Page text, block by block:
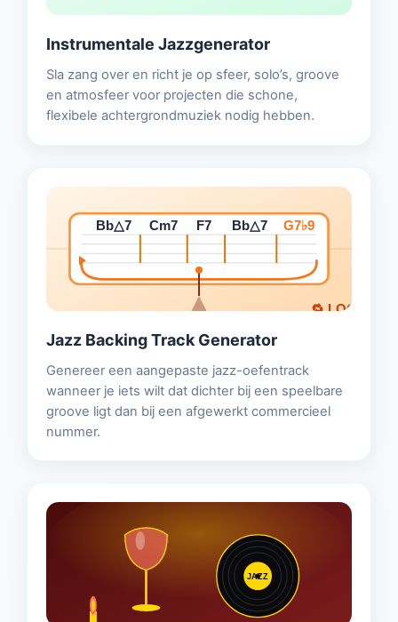
Instrumentale Jazzgenerator
Sla zang over en richt je op sfeer, solo’s, groove
en atmosfeer voor projecten die schone,
flexibele achtergrondmuziek nodig hebben.
Bb△7 Cm7 F7 Bb△7 G7♭9
🔁 LOOP
Jazz Backing Track Generator
Genereer een aangepaste jazz-oefentrack
wanneer je iets wilt dat dichter bij een speelbare
groove ligt dan bij een afgewerkt commercieel
nummer.
JAZZ